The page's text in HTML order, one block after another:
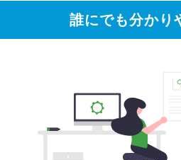
誰にでも分かり